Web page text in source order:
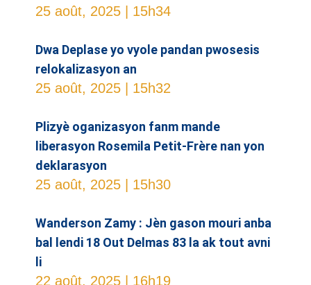
25 août, 2025 15h34
Dwa Deplase yo vyole pandan pwosesis
relokalizasyon an
25 août, 2025 15h32
Plizyè oganizasyon fanm mande
liberasyon Rosemila Petit-Frère nan yon
deklarasyon
25 août, 2025 15h30
Wanderson Zamy : Jèn gason mouri anba
bal lendi 18 Out Delmas 83 la ak tout avni
li
22 août, 2025 16h19